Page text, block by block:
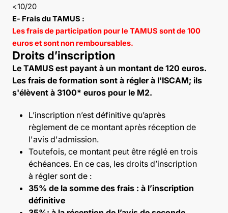
<10/20
E- Frais du TAMUS :
Les frais de participation pour le TAMUS sont de 100
euros et sont non remboursables.
Droits d’inscription
Le TAMUS est payant à un montant de 120 euros.
Les frais de formation sont à régler à l'ISCAM; ils
s'élèvent à 3100* euros pour le M2.
L’inscription n’est définitive qu’après
règlement de ce montant après réception de
l'avis d'admission.
Toutefois, ce montant peut être réglé en trois
échéances. En ce cas, les droits d’inscription
à régler sont de :
35% de la somme des frais : à l’inscription
définitive